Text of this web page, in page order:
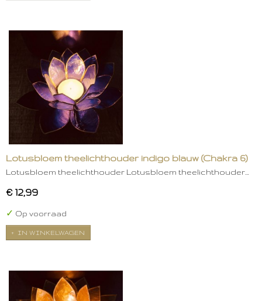
Lotusbloem theelichthouder indigo blauw (Chakra 6)
Lotusbloem theelichthouder Lotusbloem theelichthouder…
€ 12,99
✓ Op voorraad
IN WINKELWAGEN